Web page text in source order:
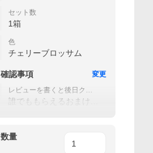
セット数
1箱
色
チェリーブロッサム
確認事項
変更
レビューを書くと後日クー
ポンGET★
誰でももらえるおまけを
数量